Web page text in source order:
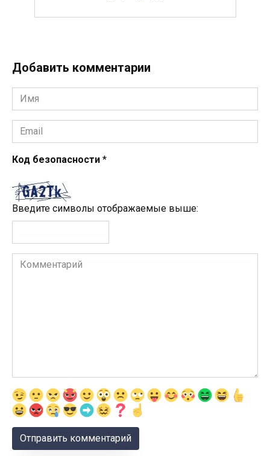
Добавить комментарии
Имя
*
Email
*
Код безопасности *
Введите символы отображаемые выше:
Комментарий